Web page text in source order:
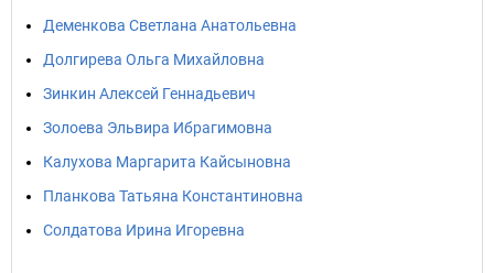
Деменкова Светлана Анатольевна
Долгирева Ольга Михайловна
Зинкин Алексей Геннадьевич
Золоева Эльвира Ибрагимовна
Калухова Маргарита Кайсыновна
Планкова Татьяна Константиновна
Солдатова Ирина Игоревна